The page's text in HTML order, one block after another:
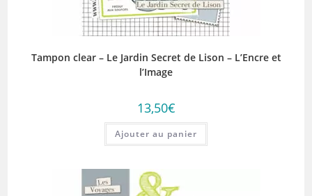
Tampon clear – Le Jardin Secret de Lison – L’Encre et
l’Image
13,50€
Ajouter au panier